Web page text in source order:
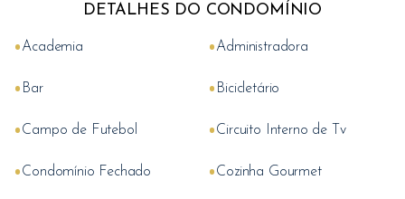
DETALHES DO CONDOMÍNIO
•Academia •Administradora
• Bar • Bicicletário
•Campo de Futebol •Circuito Interno de Tv
•Condomínio Fechado •Cozinha Gourmet